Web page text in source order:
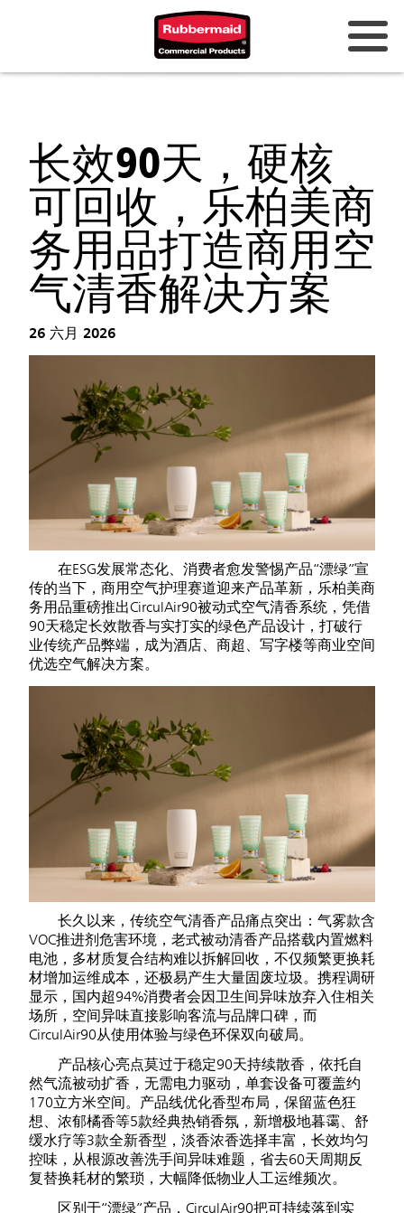
长效90天，硬核
可回收，乐柏美商
务用品打造商用空
气清香解决方案
26 六月 2026
在ESG发展常态化、消费者愈发警惕产品“漂绿”宣
传的当下，商用空气护理赛道迎来产品革新，乐柏美商
务用品重磅推出CirculAir90被动式空气清香系统，凭借
90天稳定长效散香与实打实的绿色产品设计，打破行
业传统产品弊端，成为酒店、商超、写字楼等商业空间
优选空气解决方案。
长久以来，传统空气清香产品痛点突出：气雾款含
VOC推进剂危害环境，老式被动清香产品搭载内置燃料
电池，多材质复合结构难以拆解回收，不仅频繁更换耗
材增加运维成本，还极易产生大量固废垃圾。携程调研
显示，国内超94%消费者会因卫生间异味放弃入住相关
场所，空间异味直接影响客流与品牌口碑，而
CirculAir90从使用体验与绿色环保双向破局。
产品核心亮点莫过于稳定90天持续散香，依托自
然气流被动扩香，无需电力驱动，单套设备可覆盖约
170立方米空间。产品线优化香型布局，保留蓝色狂
想、浓郁橘香等5款经典热销香氛，新增极地暮霭、舒
缓水疗等3款全新香型，淡香浓香选择丰富，长效均匀
控味，从根源改善洗手间异味难题，省去60天周期反
复替换耗材的繁琐，大幅降低物业人工运维频次。
区别于“漂绿”产品，CirculAir90把可持续落到实